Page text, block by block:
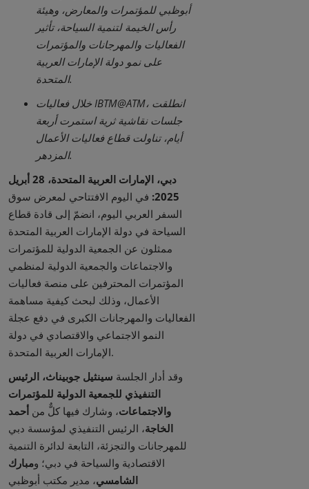
أبوظبي للمؤتمرات والمعارض، وهيئة
رأس الخيمة لتنمية السياحة، تأثير
الفعاليات والمهرجانات والمؤتمرات
على نمو دولة الإمارات العربية
المتحدة.
خلال فعاليات IBTM@ATM، انطلقت
جلسات نقاشية ثرية استمرت أربعة
أيام، تناولت قطاع فعاليات الأعمال
المزدهر.
دبي، الإمارات العربية المتحدة، 28 أبريل
2025: في اليوم الافتتاحي لمعرض سوق
السفر العربي اليوم، انضمّ إلى قادة قطاع
السياحة في دولة الإمارات العربية المتحدة
ممثلون عن الجمعية الدولية للمؤتمرات
والاجتماعات والجمعية الدولية لمنظمي
المؤتمرات المحترفين على منصة فعاليات
الأعمال، وذلك لبحث كيفية مساهمة
الفعاليات والمهرجانات الكبرى في دفع عجلة
النمو الاجتماعي والاقتصادي في دولة
الإمارات العربية المتحدة.
وقد أدار الجلسة سينثيل جوبيناث، الرئيس
التنفيذي للجمعية الدولية للمؤتمرات
والاجتماعات، وشارك فيها كلٌّ من أحمد
الخاجة، الرئيس التنفيذي لمؤسسة دبي
للمهرجانات والتجزئة، التابعة لدائرة التنمية
الاقتصادية والسياحة في دبي؛ ومبارك
الشامسي، مدير مكتب أبوظبي